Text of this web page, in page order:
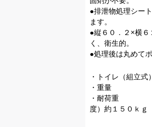
●排泄物処理シー
ます。
●縦６０．２×横
く、衛生的。
●処理後は丸めて
・トイレ（組立
・重量 ：
・耐荷重 ：
度）約１５０ｋｇ